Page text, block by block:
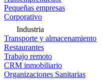
Pequeñas empresas
Corporativo
Industria
Transporte y almacenamiento
Restaurantes
Trabajo remoto
CRM inmobiliario
Organizaciones Sanitarias